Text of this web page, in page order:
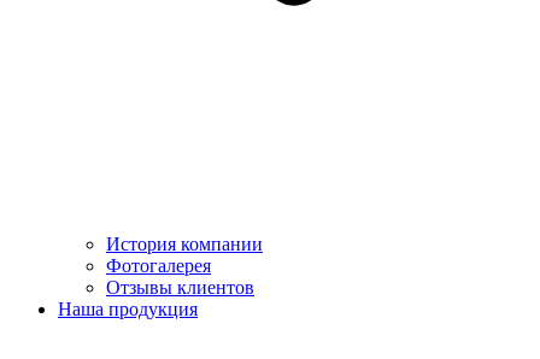
История компании
Фотогалерея
Отзывы клиентов
Наша продукция